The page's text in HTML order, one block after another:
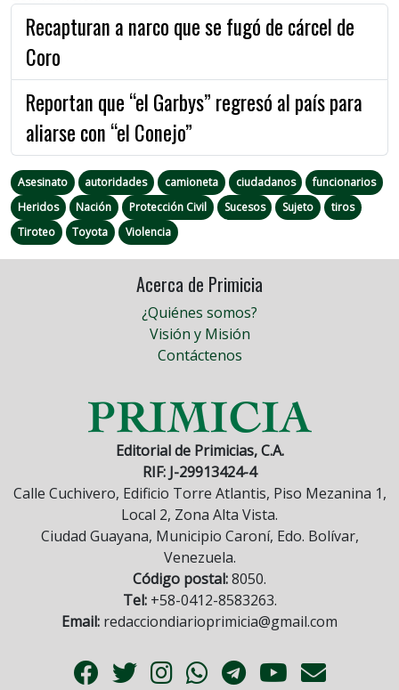
Recapturan a narco que se fugó de cárcel de
Coro
Reportan que “el Garbys” regresó al país para
aliarse con “el Conejo”
Asesinato autoridades camioneta ciudadanos
funcionarios
Heridos
Nación Protección Civil Sucesos Sujeto
tiros
Tiroteo
Toyota Violencia
Acerca de Primicia
¿Quiénes somos?
Visión y Misión
Contáctenos
Editorial de Primicias, C.A.
RIF: J-29913424-4
Calle Cuchivero, Edificio Torre Atlantis, Piso Mezanina 1,
Local 2, Zona Alta Vista.
Ciudad Guayana, Municipio Caroní, Edo. Bolívar,
Venezuela.
Código postal:8050.
Tel:+58-0412-8583263.
Email: redacciondiarioprimicia@gmail.com